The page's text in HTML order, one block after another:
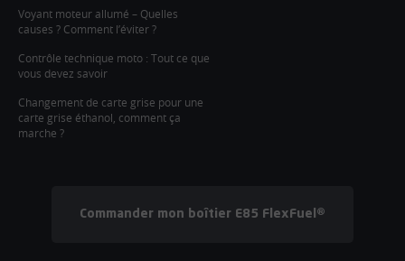
Voyant moteur allumé – Quelles
causes ? Comment l’éviter ?
Contrôle technique moto : Tout ce que
vous devez savoir
Changement de carte grise pour une
carte grise éthanol, comment ça
marche ?
Commander mon boîtier E85 FlexFuel®